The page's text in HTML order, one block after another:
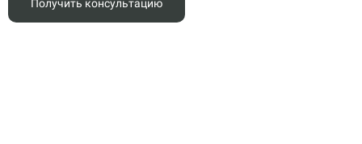
Получить консультацию